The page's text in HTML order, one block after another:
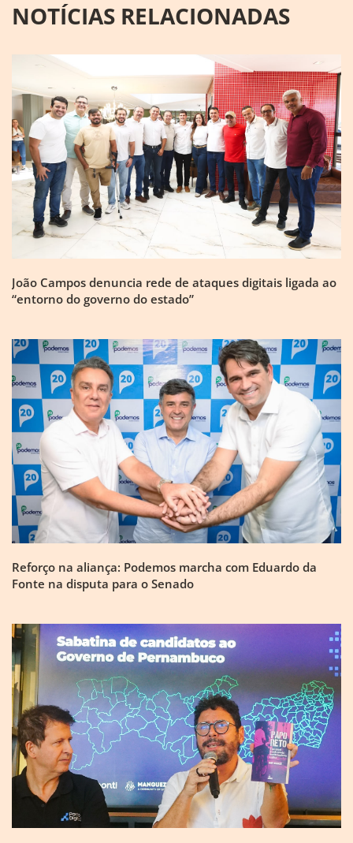
NOTÍCIAS RELACIONADAS
João Campos denuncia rede de ataques digitais ligada ao
“entorno do governo do estado”
Reforço na aliança: Podemos marcha com Eduardo da
Fonte na disputa para o Senado